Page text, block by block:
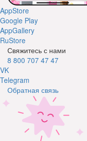
AppStore
Google Play
AppGallery
RuStore
Свяжитесь с нами
8 800 707 47 47
VK
Telegram
Обратная связь